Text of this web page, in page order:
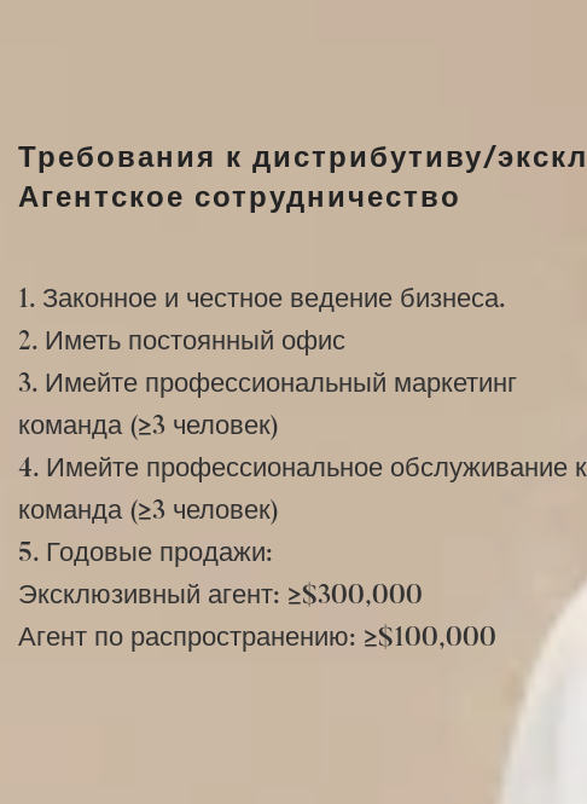
Требования к дистрибутиву/
Агентское сотрудничество
1. Законное и честное ведение бизнеса.
2. Иметь постоянный офис
3. Имейте профессиональный маркетинг
команда (≥3 человек)
4. Имейте профессиональное обслуживание
команда (≥3 человек)
5. Годовые продажи:
Эксклюзивный агент: ≥$300,000
Агент по распространению: ≥$100,000